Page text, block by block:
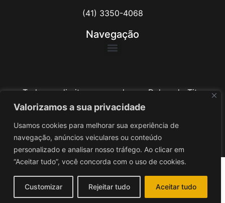
Valorizamos a sua privacidade
Usamos cookies para melhorar sua experiência de
navegação, anúncios veiculares ou conteúdo
personalizado e analisar nosso tráfego. Ao clicar em
“Aceitar tudo”, você concorda com o uso de cookies.
Customizar Rejeitar tudo Aceitar tudo
(41) 3350-4068
Navegação
Todos os direitos reservados ao Delegado Tito
Barichello
Desenvolvido poriv3